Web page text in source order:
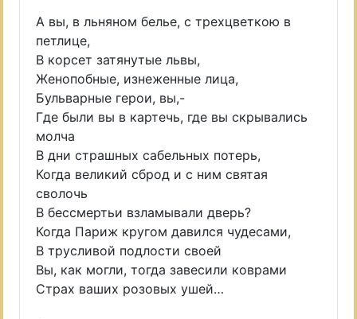
А вы, в льняном белье, с трехцветкою в
петлице,
В корсет затянутые львы,
Женопобные, изнеженные лица,
Бульварные герои, вы,-
Где были вы в картечь, где вы скрывались
молча
В дни страшных сабельных потерь,
Когда великий сброд и с ним святая
сволочь
В бессмертьи взламывали дверь?
Когда Париж кругом давился чудесами,
В трусливой подлости своей
Вы, как могли, тогда завесили коврами
Страх ваших розовых ушей…